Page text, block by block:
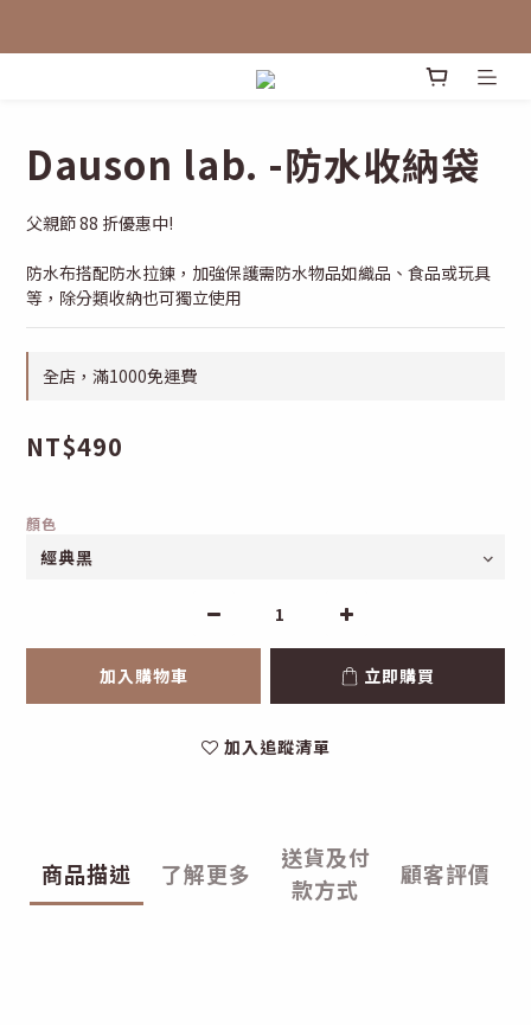
Dauson lab. -防水收納袋
父親節 88 折優惠中!
防水布搭配防水拉鍊，加強保護需防水物品如織品、食品或玩具
等，除分類收納也可獨立使用
全店，滿1000免運費
NT$490
顏色
加入購物車 立即購買
加入追蹤清單
商品描述 了解更多
送貨及付
款方式
顧客評價